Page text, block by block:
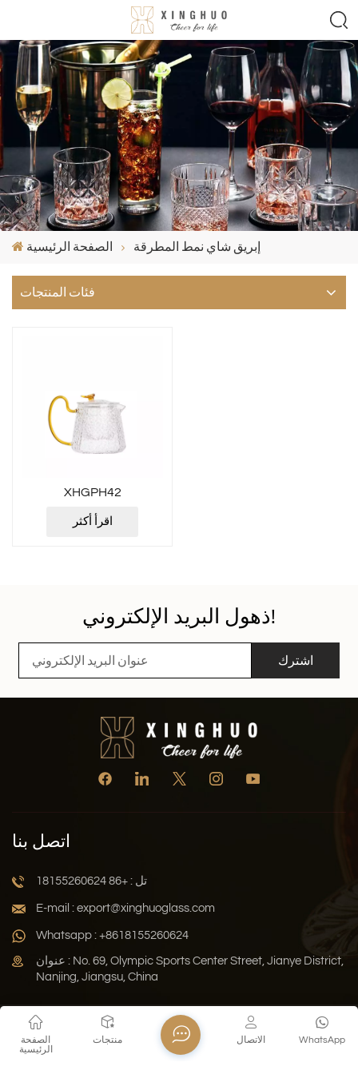
الصفحة الرئيسية إبريق شاي نمط المطرقة
فئات المنتجات
XHGPH42
اقرأ أكثر
ذهول البريد الإلكتروني!
اشترك
اتصل بنا
تل : +86 18155260624
E-mail : export@xinghuoglass.com
Whatsapp : +8618155260624
عنوان : No. 69, Olympic Sports Center Street, Jianye District,
Nanjing, Jiangsu, China
Xml سياسة الخصوصية المدونة
خريطة الموقع
حقوق النشر © 2026 Jiangsu Xinghuo Technology Co., Ltd. جميع
الصفحة
الرئيسية
منتجات WhatsApp الاتصال